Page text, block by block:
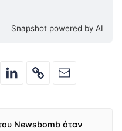
Snapshot powered by AI
Newsbomb όταν